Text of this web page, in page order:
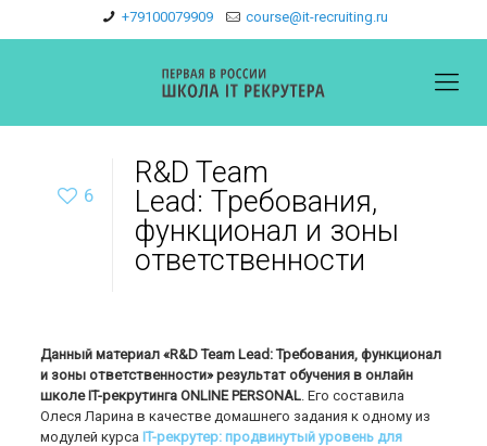
+79100079909 course@it-recruiting.ru
6
R&D Team
Lead: Требования,
функционал и зоны
ответственности
Данный материал «R&D Team Lead: Требования, функционал
и зоны ответственности» результат обучения в онлайн
школе IT-рекрутинга ONLINE PERSONAL. Его составила
Олеся Ларина в качестве домашнего задания к одному из
модулей курса IT-рекрутер: продвинутый уровень для